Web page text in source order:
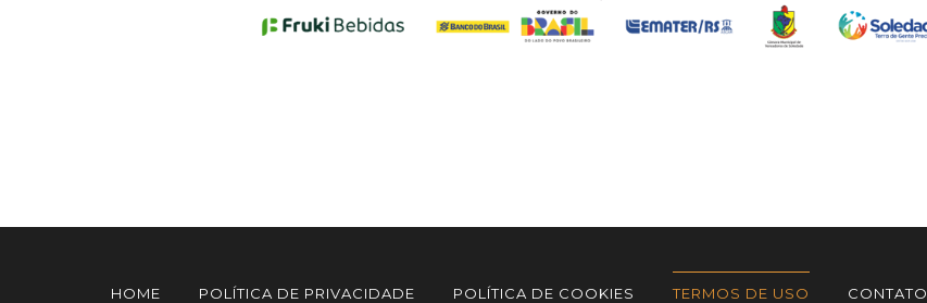
HOME POLÍTICA DE PRIVACIDADE POLÍTICA DE COOKIES TERMOS DE USO CONTATO